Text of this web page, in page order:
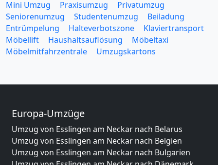
Mini Umzug
Praxisumzug
Privatumzug
Seniorenumzug
Studentenumzug
Beiladung
Entrümpelung
Halteverbotszone
Klaviertransport
Möbellift
Haushaltsauflösung
Möbeltaxi
Möbelmitfahrzentrale
Umzugskartons
Europa-Umzüge
Umzug von Esslingen am Neckar nach Belarus
Umzug von Esslingen am Neckar nach Belgien
Umzug von Esslingen am Neckar nach Bulgarien